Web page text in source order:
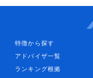
特徴から探す
アドバイザ一覧
ランキング根拠